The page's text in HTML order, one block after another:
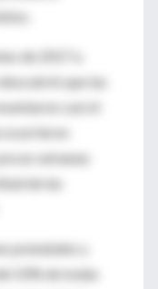
de 2017 a
que las
casi el
ocurrieron
semanas
de las
prenatales y
10% de todas